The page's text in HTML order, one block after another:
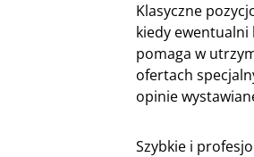
Klasyczne
kiedy ewentualni
pomaga w
ofertach
opinie
Szybkie i